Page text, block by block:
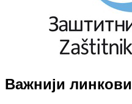
Важнији линкови